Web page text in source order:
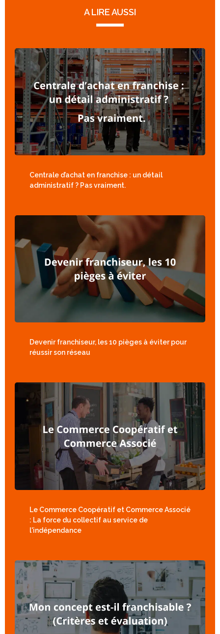
A LIRE AUSSI
Centrale d’achat en franchise : un détail
administratif ? Pas vraiment.
Devenir franchiseur, les 10 pièges à éviter pour
réussir son réseau
Le Commerce Coopératif et Commerce Associé
: La force du collectif au service de
l'indépendance